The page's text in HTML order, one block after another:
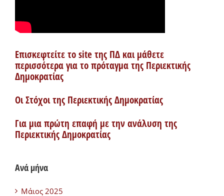
Επισκεφτείτε το site της ΠΔ και μάθετε
περισσότερα για το πρόταγμα της Περιεκτικής
Δημοκρατίας
Οι Στόχοι της Περιεκτικής Δημοκρατίας
Για μια πρώτη επαφή με την ανάλυση της
Περιεκτικής Δημοκρατίας
Ανά μήνα
Μάιος 2025